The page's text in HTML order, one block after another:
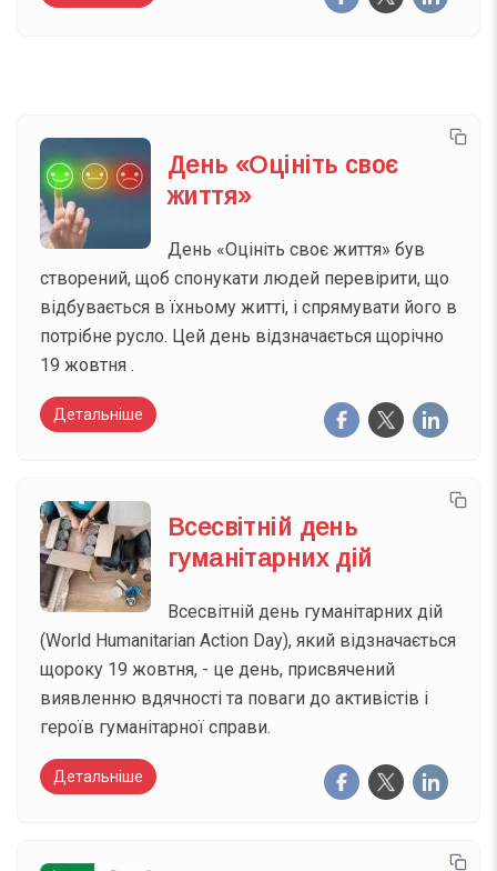
День «Оцініть своє
життя»
День «Оцініть своє життя» був
створений, щоб спонукати людей перевірити, що
відбувається в їхньому житті, і спрямувати його в
потрібне русло. Цей день відзначається щорічно
19 жовтня .
Детальніше
Всесвітній день
гуманітарних дій
Всесвітній день гуманітарних дій
(World Humanitarian Action Day), який відзначається
щороку 19 жовтня, - це день, присвячений
виявленню вдячності та поваги до активістів і
героїв гуманітарної справи.
Детальніше